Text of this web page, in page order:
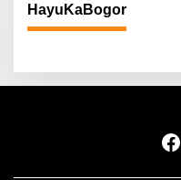
HayuKaBogor